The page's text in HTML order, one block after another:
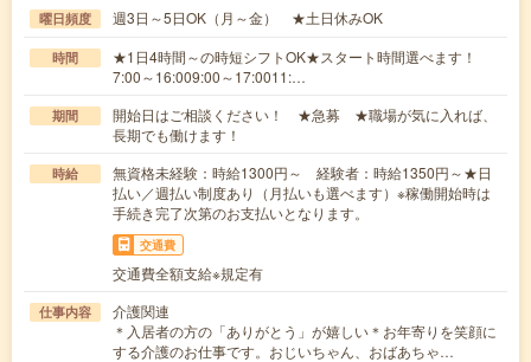
曜日頻度 週3日～5日OK（月～金） ★土日休みOK
時間
★1日4時間～の時短シフトOK★スタート時間選べます！
7:00～16:009:00～17:0011:…
期間
開始日はご相談ください！ ★急募 ★職場が気に入れば、
長期でも働けます！
時給
無資格未経験：時給1300円～ 経験者：時給1350円～★日
払い／週払い制度あり（月払いも選べます）※稼働開始時は
手続き完了次第のお支払いとなります。
交通費
交通費全額支給※規定有
仕事内容
介護関連
＊入居者の方の「ありがとう」が嬉しい＊お年寄りを笑顔に
する介護のお仕事です。おじいちゃん、おばあちゃ…